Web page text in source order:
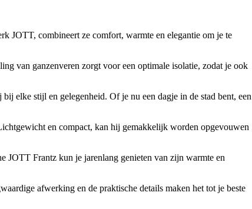
JOTT, combineert ze comfort, warmte en elegantie om je te
van ganzenveren zorgt voor een optimale isolatie, zodat je ook
elke stijl en gelegenheid. Of je nu een dagje in de stad bent, een
en compact, kan hij gemakkelijk worden opgevouwen
JOTT Frantz kun je jarenlang genieten van zijn warmte en
afwerking en de praktische details maken het tot je beste